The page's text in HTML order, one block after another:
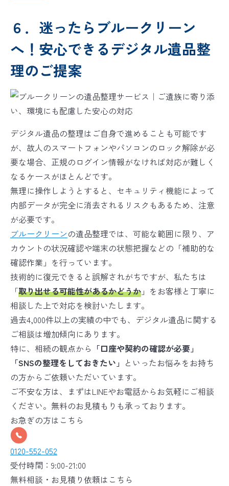
６．迷ったらブルークリーン
へ！安心できるデジタル遺品整
理のご提案
デジタル遺品の整理はご自身で進めることも可能です
が、故人のスマートフォンやパソコンのロック解除が必
要な場合、正規のログイン情報がなければ対応が難しく
なるケースがほとんどです。
無理に操作しようとすると、セキュリティ機能によって
内部データが完全に消去されるリスクもあるため、注意
が必要です。
ブルークリーンの遺品整理では、可能な範囲に限り、ア
カウントの状況確認や端末の状態把握などの「補助的な
確認作業」を行っています。
技術的に復元できると誤解されがちですが、私たちは
「取り出せる可能性があるかどうか 」をお客様と丁寧に
相談した上で対応を検討いたします。
過去4,000件以上の実績の中でも、デジタル遺品に関する
ご相談は増加傾向にあります。
特に、相続の観点から 「口座や契約の確認が必要」
「SNSの整理をしておきたい」 といったお悩みをお持ち
の方からご依頼いただいています。
ご不安な方は、まずはLINEやお電話からお気軽にご相談
ください。無料のお見積もりも承っております。
お急ぎの方はこちら
0120-552-052
受付時間：9:00-21:00
無料相談・お見積り依頼はこちら